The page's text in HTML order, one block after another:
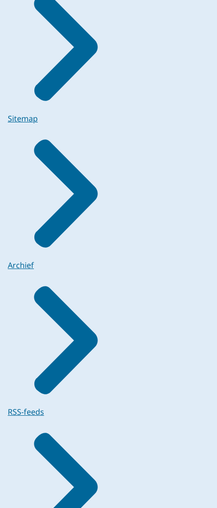
Sitemap
Archief
RSS-feeds